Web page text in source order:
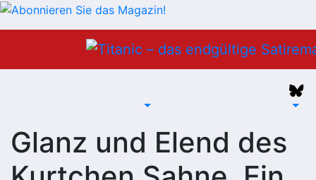
Glanz und Elend des